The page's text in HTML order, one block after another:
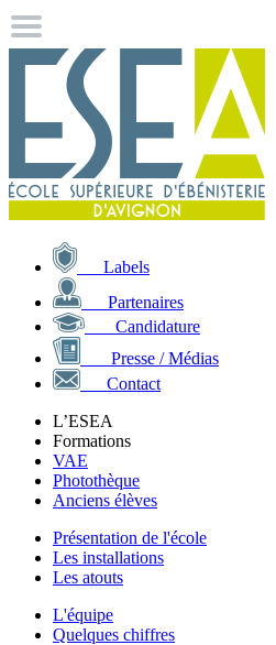
Labels
Partenaires
Candidature
Presse / Médias
Contact
L’ESEA
Formations
VAE
Photothèque
Anciens élèves
Présentation de l'école
Les installations
Les atouts
L'équipe
Quelques chiffres